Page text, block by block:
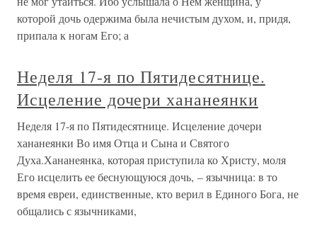
которой дочь одержима была нечистым духом, и, придя,
припала к ногам Его; а
Неделя 17-я по Пятидесятнице.
Исцеление дочери хананеянки
Неделя 17-я по Пятидесятнице. Исцеление дочери
хананеянки Во имя Отца и Сына и Святого
Духа.Хананеянка, которая приступила ко Христу, моля
Его исцелить ее беснующуюся дочь, – язычница: в то
время евреи, единственные, кто верил в Единого Бога, не
общались с язычниками,